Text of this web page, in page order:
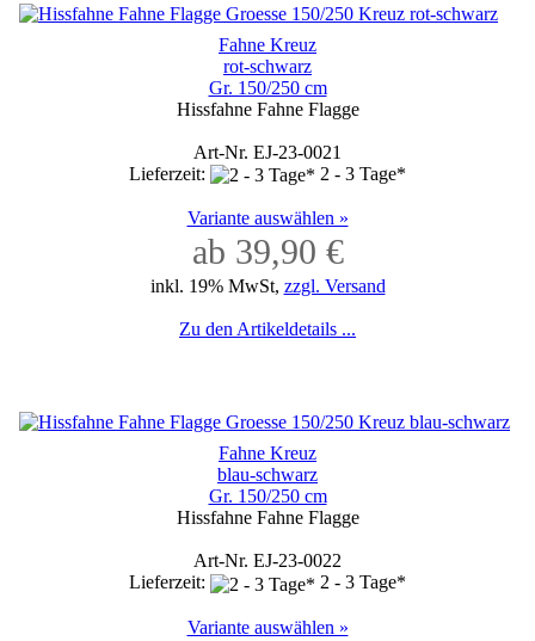
Fahne Kreuz
rot-schwarz
Gr. 150/250 cm
Hissfahne Fahne Flagge
Art-Nr. EJ-23-0021
Lieferzeit:
2 - 3 Tage*
Variante auswählen »
ab 39,90 €
inkl. 19% MwSt, zzgl. Versand
Zu den Artikeldetails ...
Fahne Kreuz
blau-schwarz
Gr. 150/250 cm
Hissfahne Fahne Flagge
Art-Nr. EJ-23-0022
Lieferzeit:
2 - 3 Tage*
Variante auswählen »